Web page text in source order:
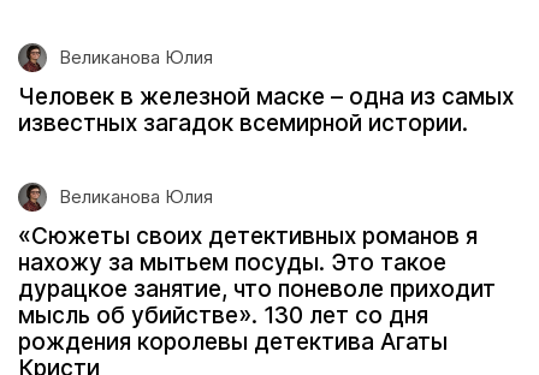
Великанова Юлия
Человек в железной маске – одна из самых
известных загадок всемирной истории.
Великанова Юлия
«Сюжеты своих детективных романов я
нахожу за мытьем посуды. Это такое
дурацкое занятие, что поневоле приходит
мысль об убийстве». 130 лет со дня
рождения королевы детектива Агаты
Кристи